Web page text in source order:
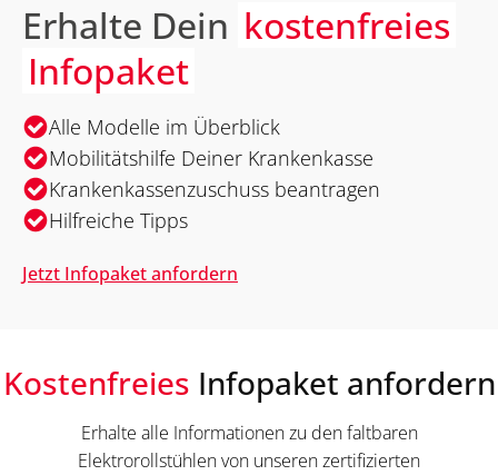
Erhalte Dein kostenfreies
Infopaket
Alle Modelle im Überblick
Mobilitätshilfe Deiner Krankenkasse
Krankenkassenzuschuss beantragen
Hilfreiche Tipps
Jetzt Infopaket anfordern
Kostenfreies Infopaket anfordern
Erhalte alle Informationen zu den faltbaren
Elektrorollstühlen von unseren zertifizierten